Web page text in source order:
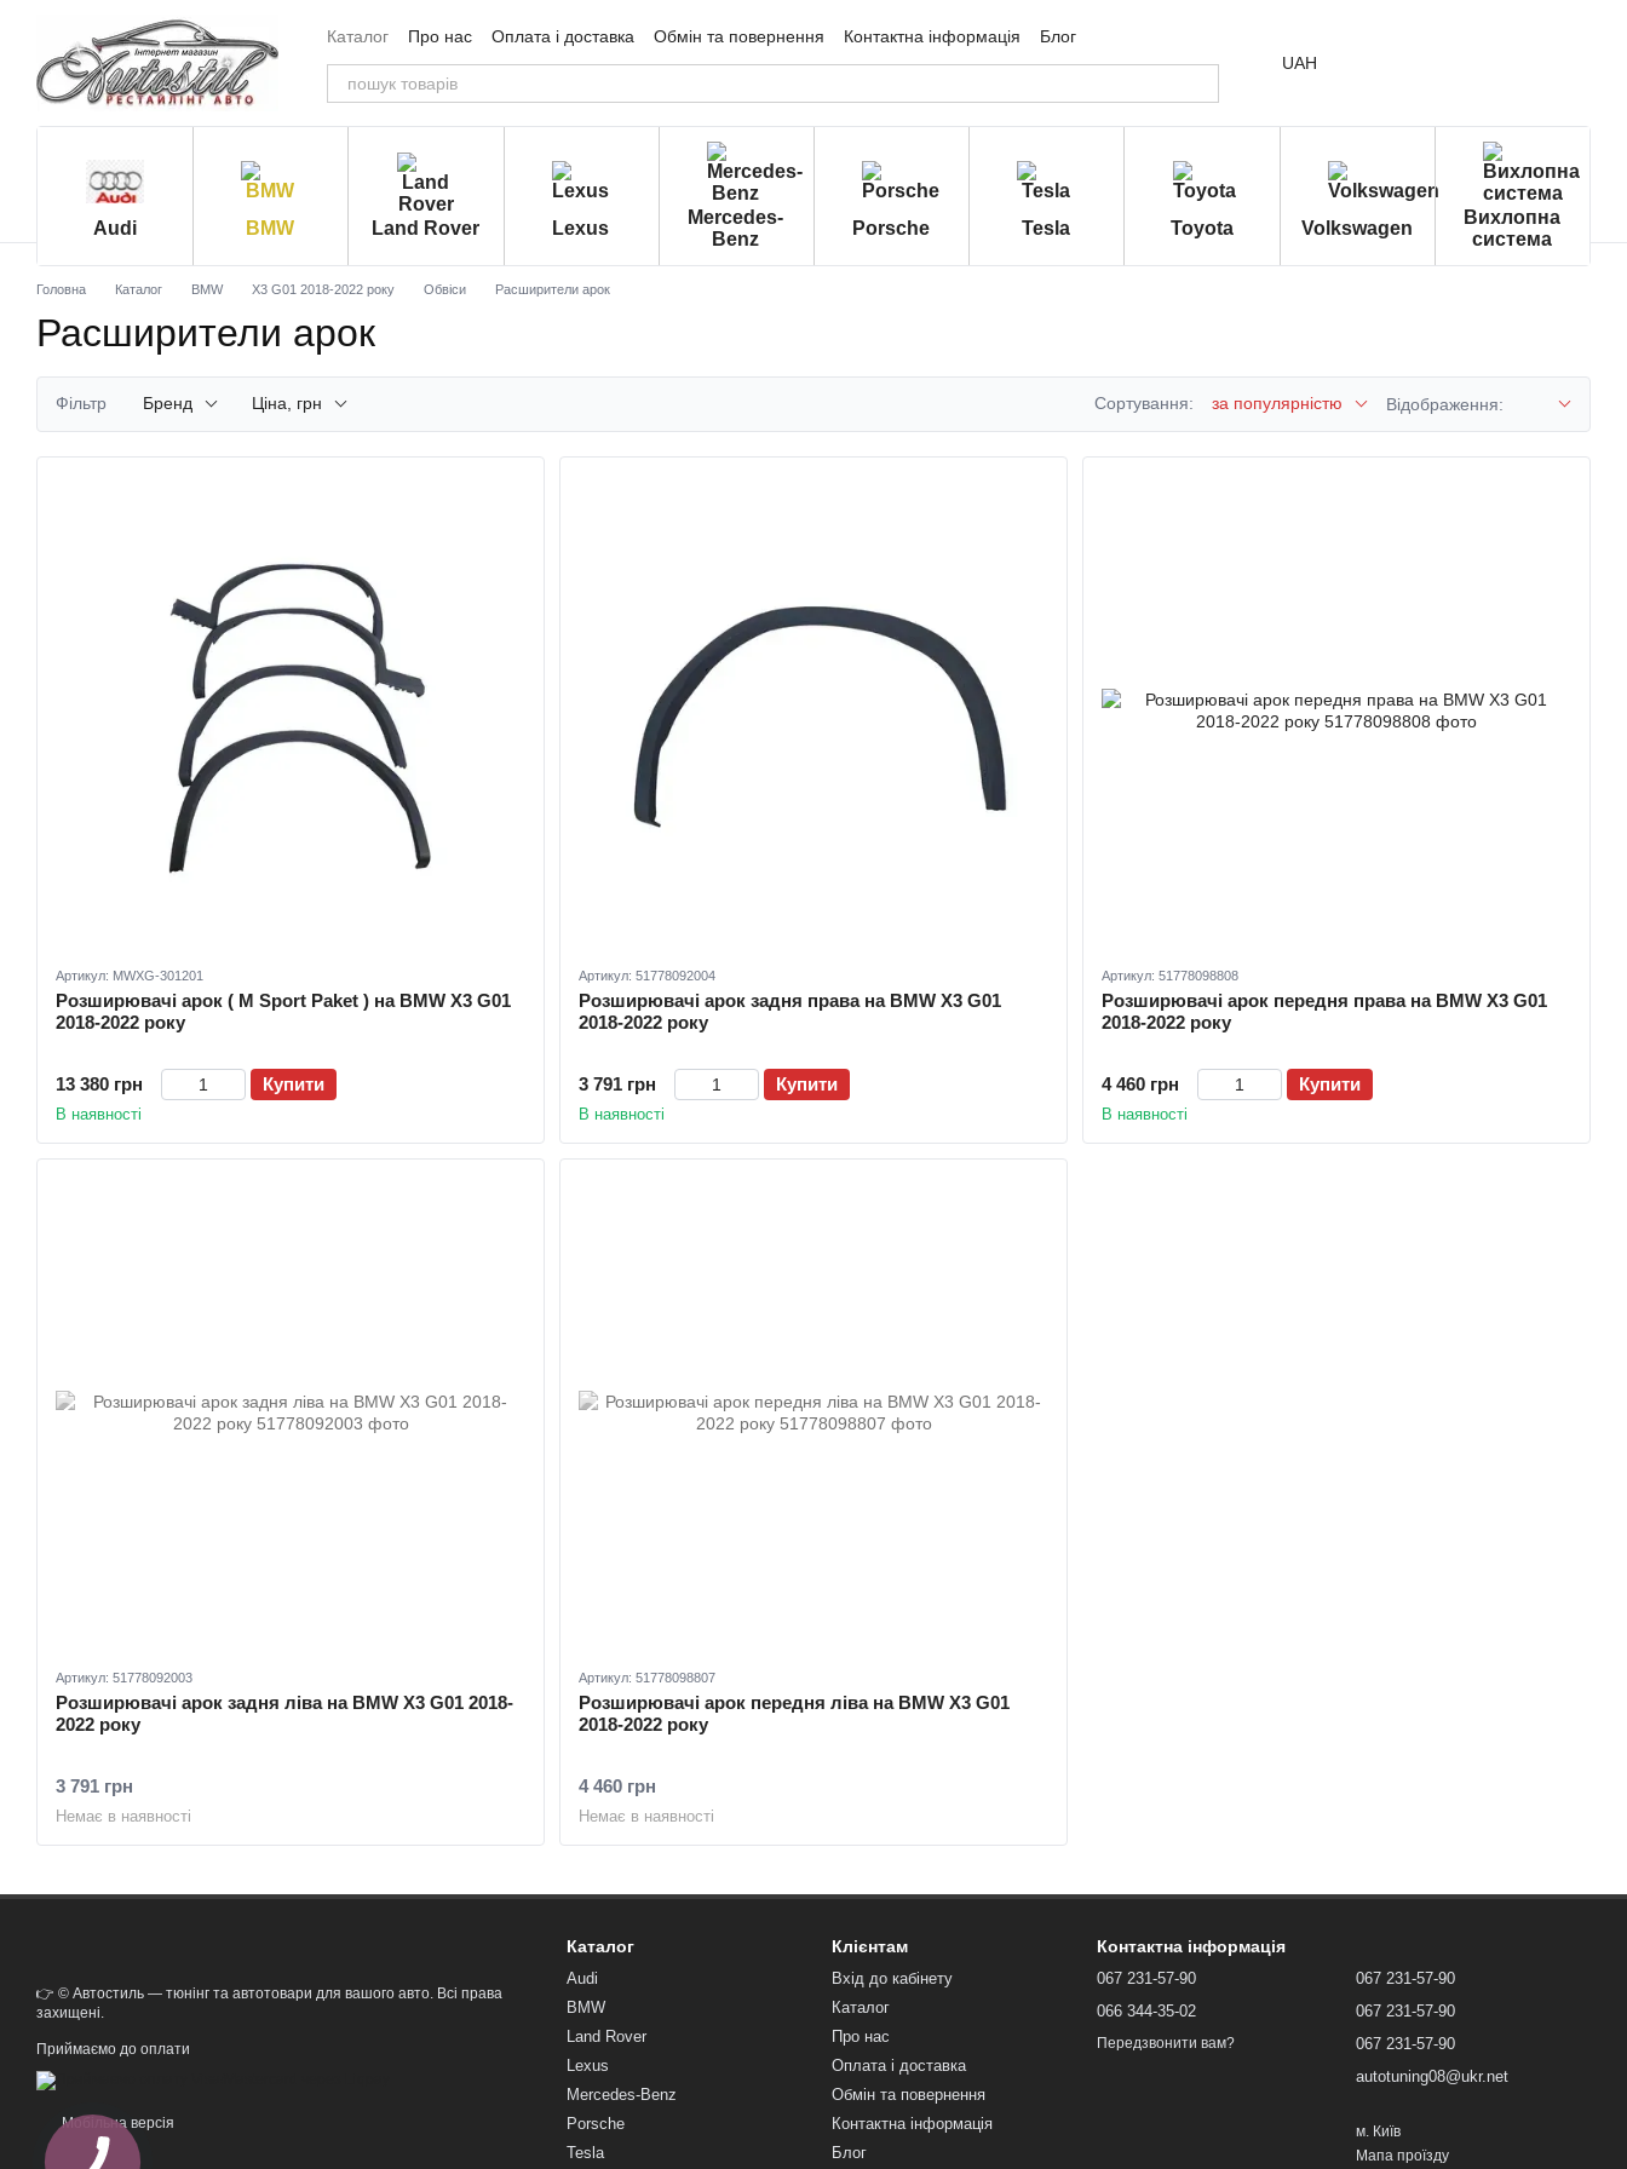
Перейти до основного контенту
Каталог
Про нас Оплата і доставка Обмін та повернення Контактна інформація
Блог
Угода користувача
Відгуки про магазин UAH
Audi BMW Land Rover Lexus
Mercedes-
Benz
Porsche Tesla Toyota Volkswagen
Вихлопна
система
Головна Каталог BMW X3 G01 2018-2022 року Обвіси Расширители арок
Расширители арок
Фільтр Бренд Ціна, грн Сортування: за популярністю Відображення:
Артикул: MWXG-301201
Розширювачі арок ( M Sport Paket ) на BMW X3 G01
2018-2022 року
13 380 грн Купити
В наявності
Артикул: 51778092004
Розширювачі арок задня права на BMW X3 G01
2018-2022 року
3 791 грн Купити
В наявності
Артикул: 51778098808
Розширювачі арок передня права на BMW X3 G01
2018-2022 року
4 460 грн Купити
В наявності
Артикул: 51778092003
Розширювачі арок задня ліва на BMW X3 G01 2018-
2022 року
3 791 грн
Немає в наявності
Артикул: 51778098807
Розширювачі арок передня ліва на BMW X3 G01
2018-2022 року
4 460 грн
Немає в наявності
👉 © Автостиль — тюнінг та автотовари для вашого авто. Всі права
захищені.
Приймаємо до оплати
Мобільна версія
Каталог
Audi
BMW
Land Rover
Lexus
Mercedes-Benz
Porsche
Tesla
Клієнтам
Вхід до кабінету
Каталог
Про нас
Оплата і доставка
Обмін та повернення
Контактна інформація
Блог
Контактна інформація
067 231-57-90
066 344-35-02
Передзвонити вам?
067 231-57-90
067 231-57-90
067 231-57-90
autotuning08@ukr.net
м. Київ
Мапа проїзду